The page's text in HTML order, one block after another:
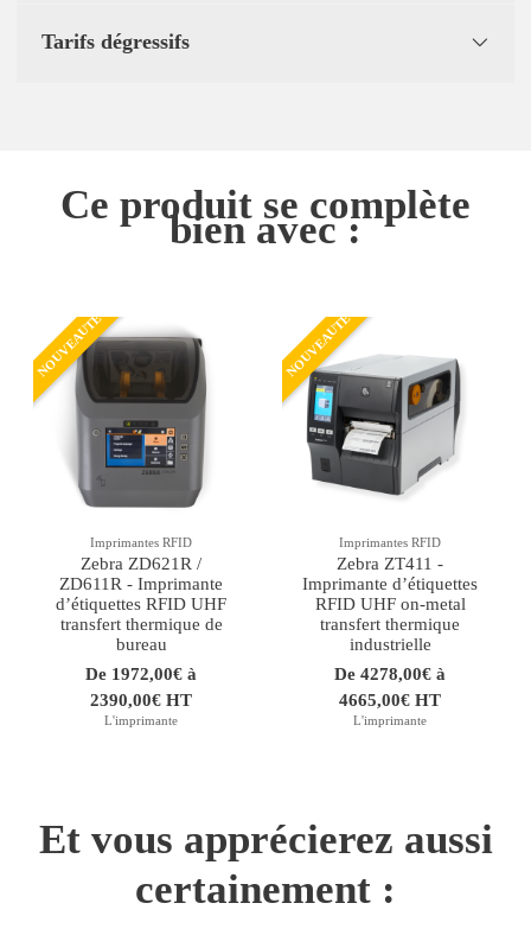
Tarifs dégressifs
Ce produit se complète
bien avec :
NOUVEAUTÉ
Imprimantes RFID
Zebra ZD621R /
ZD611R - Imprimante
d’étiquettes RFID UHF
transfert thermique de
bureau
De 1972,00€ à
2390,00€ HT
L'imprimante
NOUVEAUTÉ
Imprimantes RFID
Zebra ZT411 -
Imprimante d’étiquettes
RFID UHF on-metal
transfert thermique
industrielle
De 4278,00€ à
4665,00€ HT
L'imprimante
Et vous apprécierez aussi
certainement :